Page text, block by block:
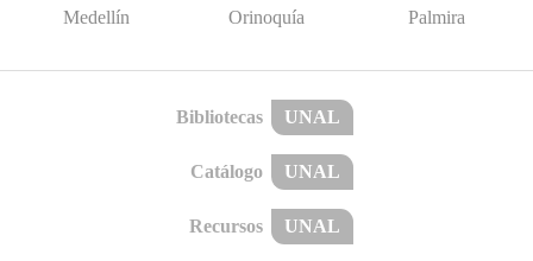
Medellín Orinoquía Palmira
Bibliotecas UNAL
Catálogo UNAL
Recursos UNAL